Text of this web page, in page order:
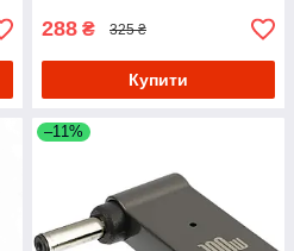
288 ₴ 325 ₴
Купити
–11%